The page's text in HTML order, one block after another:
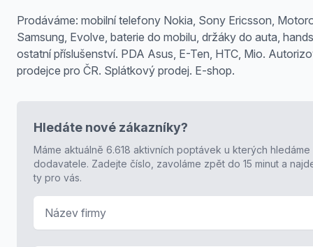
Prodáváme: mobilní telefony Nokia, Sony Ericsson,
Samsung, Evolve, baterie do mobilu, držáky do auta,
ostatní příslušenství. PDA Asus, E-Ten, HTC, Mio.
prodejce pro ČR. Splátkový prodej. E-shop.
Hledáte nové zákazníky?
Máme aktuálně 6.618 aktivních poptávek u kterých hledáme
dodavatele. Zadejte číslo, zavoláme zpět do 15 minut a
ty pro vás.